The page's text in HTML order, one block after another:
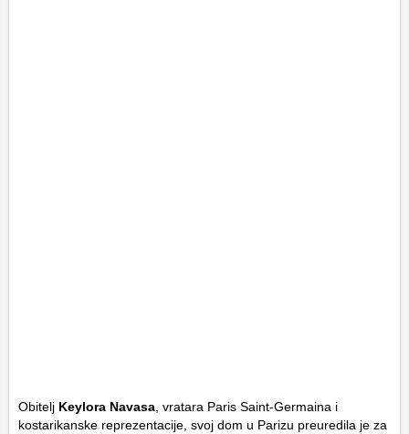
Obitelj Keylora Navasa, vratara Paris Saint-Germaina i
kostarikanske reprezentacije, svoj dom u Parizu preuredila je za